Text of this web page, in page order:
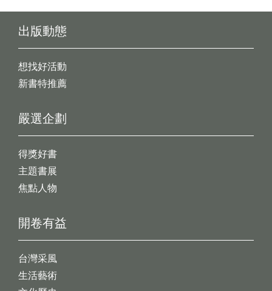
出版動態
想找好活動
新書特推薦
開卷有益
台灣采風
生活藝術
嚴選企劃
得獎好書
主題書展
焦點人物